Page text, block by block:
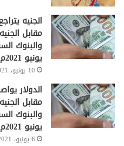
الجنيه
مقابل
يونيو 2021م
10 يونيو، 2021
الدولار
مقابل
يونيو 2021م
6 يونيو، 2021